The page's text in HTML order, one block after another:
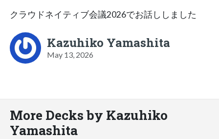
クラウドネイティブ会議2026でお話ししました
Kazuhiko Yamashita
May 13, 2026
More Decks by Kazuhiko
Yamashita